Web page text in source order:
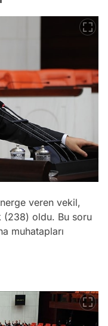
veren vekil,
(238) oldu. Bu soru
muhatapları